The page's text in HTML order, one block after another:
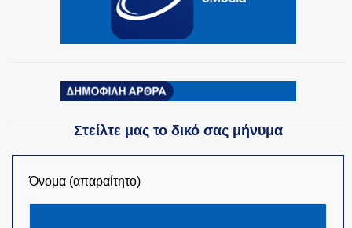
Στείλτε μας το δικό σας μήνυμα
Όνομα (απαραίτητο)